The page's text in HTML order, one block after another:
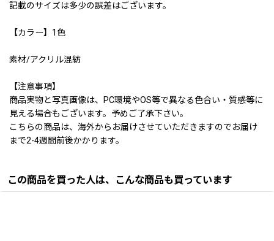
記載のサイズは多少の誤差はございます。
【カラー】1色
素材/アクリル混紡
【注意事項】
商品実物と写真画像は、PC環境やOS等で異なる色合い・質感等に
見える場合もございます。予めご了承下さい。
こちらの商品は、海外からお届けさせていただきますのでお届け
まで2-4週間前後かかります。
この商品を買った人は、こんな商品も買っています